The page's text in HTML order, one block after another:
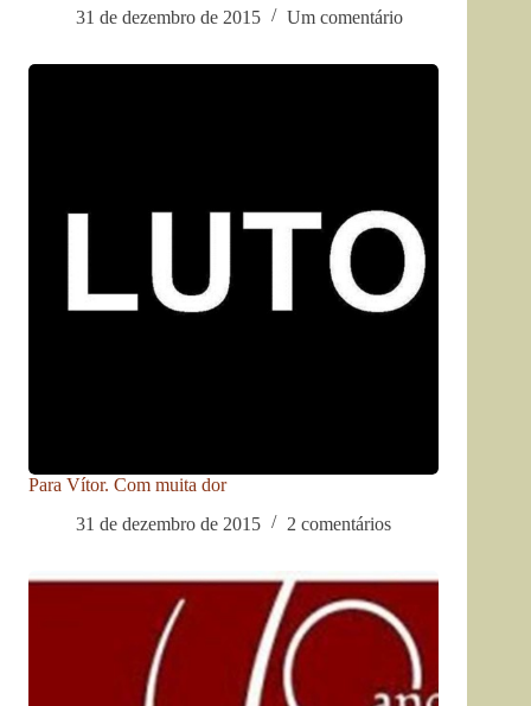
31 de dezembro de 2015
Um comentário
Para Vítor. Com muita dor
31 de dezembro de 2015
2 comentários